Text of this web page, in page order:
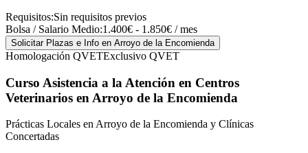
Requisitos:Sin requisitos previos
Bolsa / Salario Medio:1.400€ - 1.850€ / mes
Solicitar Plazas e Info en Arroyo de la Encomienda
Homologación QVETExclusivo QVET
Curso Asistencia a la Atención en Centros
Veterinarios en Arroyo de la Encomienda
Prácticas Locales en Arroyo de la Encomienda y Clínicas
Concertadas